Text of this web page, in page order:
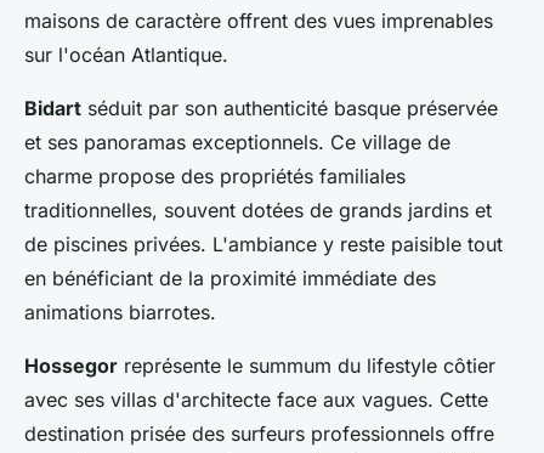
maisons de caractère offrent des vues imprenables
sur l'océan Atlantique.
Bidart séduit par son authenticité basque préservée
et ses panoramas exceptionnels. Ce village de
charme propose des propriétés familiales
traditionnelles, souvent dotées de grands jardins et
de piscines privées. L'ambiance y reste paisible tout
en bénéficiant de la proximité immédiate des
animations biarrotes.
Hossegor représente le summum du lifestyle côtier
avec ses villas d'architecte face aux vagues. Cette
destination prisée des surfeurs professionnels offre